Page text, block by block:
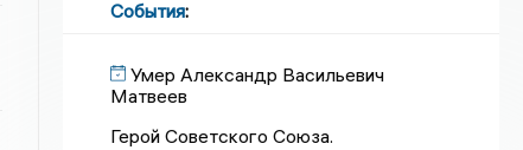
События:
Умер Александр Васильевич
Матвеев
Герой Советского Союза.